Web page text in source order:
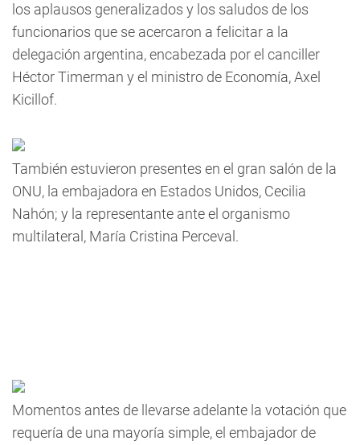
los aplausos generalizados y los saludos de los
funcionarios que se acercaron a felicitar a la
delegación argentina, encabezada por el canciller
Héctor Timerman y el ministro de Economía, Axel
Kicillof.
También estuvieron presentes en el gran salón de la
ONU, la embajadora en Estados Unidos, Cecilia
Nahón; y la representante ante el organismo
multilateral, María Cristina Perceval.
Momentos antes de llevarse adelante la votación que
requería de una mayoría simple, el embajador de